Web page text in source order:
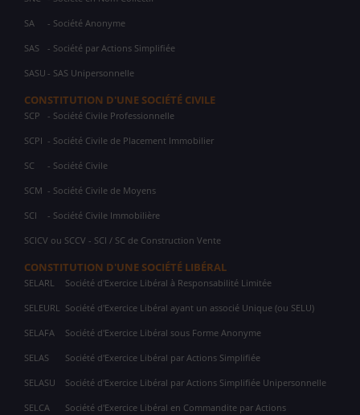
SA - Société Anonyme
SAS - Société par Actions Simplifiée
SASU - SAS Unipersonnelle
CONSTITUTION D'UNE SOCIÉTÉ CIVILE
SCP - Société Civile Professionnelle
SCPI - Société Civile de Placement Immobilier
SC - Société Civile
SCM - Société Civile de Moyens
SCI - Société Civile Immobilière
SCICV ou SCCV - SCI / SC de Construction Vente
CONSTITUTION D'UNE SOCIÉTÉ LIBÉRAL
SELARL Société d'Exercice Libéral à Responsabilité Limitée
SELEURL Société d'Exercice Libéral ayant un associé Unique (ou SELU)
SELAFA Société d'Exercice Libéral sous Forme Anonyme
SELAS Société d'Exercice Libéral par Actions Simplifiée
SELASU Société d'Exercice Libéral par Actions Simplifiée Unipersonnelle
SELCA Société d'Exercice Libéral en Commandite par Actions